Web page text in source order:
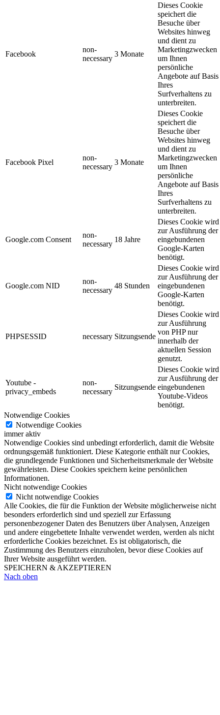
Facebook
non-
necessary
3 Monate
Dieses Cookie
speichert die
Besuche über
Websites hinweg
und dient zu
Marketingzwecken
um Ihnen
persönliche
Angebote auf Basis
Ihres
Surfverhaltens zu
unterbreiten.
Facebook Pixel
non-
necessary
3 Monate
Dieses Cookie
speichert die
Besuche über
Websites hinweg
und dient zu
Marketingzwecken
um Ihnen
persönliche
Angebote auf Basis
Ihres
Surfverhaltens zu
unterbreiten.
Google.com Consent
non-
necessary
18 Jahre
Dieses Cookie wird
zur Ausführung der
eingebundenen
Google-Karten
benötigt.
Google.com NID
non-
necessary
48 Stunden
Dieses Cookie wird
zur Ausführung der
eingebundenen
Google-Karten
benötigt.
PHPSESSID necessary Sitzungsende
Dieses Cookie wird
zur Ausführung
von PHP nur
innerhalb der
aktuellen Session
genutzt.
Youtube -
privacy_embeds
non-
necessary
Sitzungsende
Dieses Cookie wird
zur Ausführung der
eingebundenen
Youtube-Videos
benötigt.
Notwendige Cookies
Notwendige Cookies
immer aktiv
Notwendige Cookies sind unbedingt erforderlich, damit die Website
ordnungsgemäß funktioniert. Diese Kategorie enthält nur Cookies,
die grundlegende Funktionen und Sicherheitsmerkmale der Website
gewährleisten. Diese Cookies speichern keine persönlichen
Informationen.
Nicht notwendige Cookies
Nicht notwendige Cookies
Alle Cookies, die für die Funktion der Website möglicherweise nicht
besonders erforderlich sind und speziell zur Erfassung
personenbezogener Daten des Benutzers über Analysen, Anzeigen
und andere eingebettete Inhalte verwendet werden, werden als nicht
erforderliche Cookies bezeichnet. Es ist obligatorisch, die
Zustimmung des Benutzers einzuholen, bevor diese Cookies auf
Ihrer Website ausgeführt werden.
SPEICHERN & AKZEPTIEREN
Nach oben